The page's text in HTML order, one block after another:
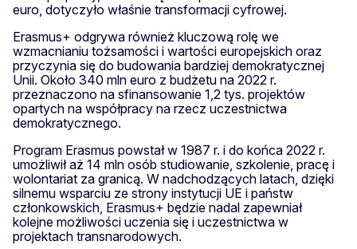
euro, dotyczyło właśnie transformacji cyfrowej.
Erasmus+ odgrywa również kluczową rolę we
wzmacnianiu tożsamości i wartości europejskich oraz
przyczynia się do budowania bardziej demokratycznej
Unii. Około 340 mln euro z budżetu na 2022 r.
przeznaczono na sfinansowanie 1,2 tys. projektów
opartych na współpracy na rzecz uczestnictwa
demokratycznego.
Program Erasmus powstał w 1987 r. i do końca 2022 r.
umożliwił aż 14 mln osób studiowanie, szkolenie, pracę i
wolontariat za granicą. W nadchodzących latach, dzięki
silnemu wsparciu ze strony instytucji UE i państw
członkowskich, Erasmus+ będzie nadal zapewniał
kolejne możliwości uczenia się i uczestnictwa w
projektach transnarodowych.